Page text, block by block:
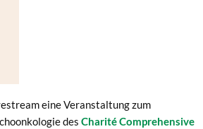
eine Veranstaltung zum
desCharité Comprehensive